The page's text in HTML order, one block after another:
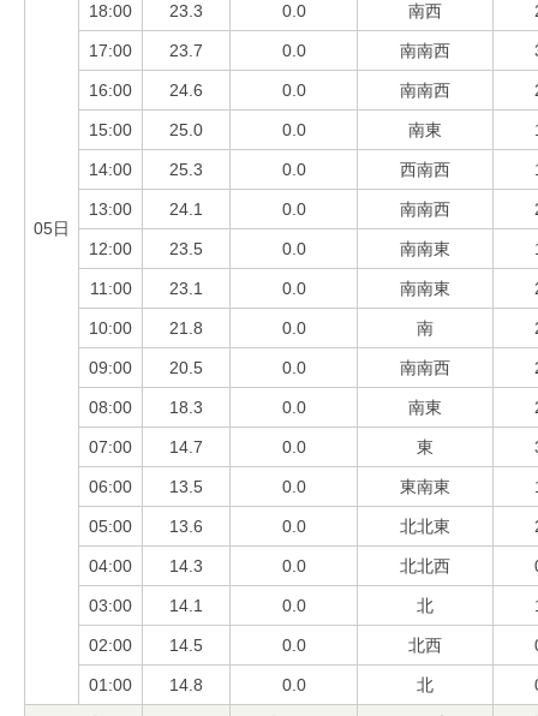
05日
18:00 23.3 0.0 南西
17:00 23.7 0.0 南南西
16:00 24.6 0.0 南南西
15:00 25.0 0.0 南東
14:00 25.3 0.0 西南西
13:00 24.1 0.0 南南西
12:00 23.5 0.0 南南東
11:00 23.1 0.0 南南東
10:00 21.8 0.0 南
09:00 20.5 0.0 南南西
08:00 18.3 0.0 南東
07:00 14.7 0.0 東
06:00 13.5 0.0 東南東
05:00 13.6 0.0 北北東
04:00 14.3 0.0 北北西
03:00 14.1 0.0 北
02:00 14.5 0.0 北西
01:00 14.8 0.0 北